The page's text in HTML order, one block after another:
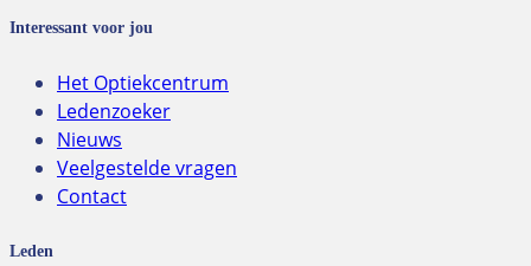
Interessant voor jou
Het Optiekcentrum
Ledenzoeker
Nieuws
Veelgestelde vragen
Contact
Leden